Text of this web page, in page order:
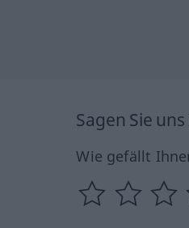
Sagen Sie
Wie gefällt